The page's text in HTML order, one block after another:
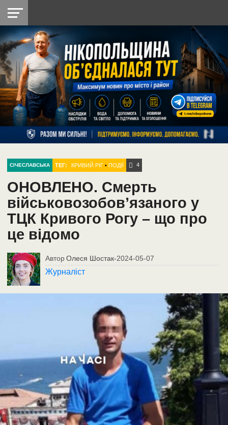
НІКОПОЛЬ
РАЙОН
СІЧЕСЛАВСЬКА
УКРАЇНА
РЕТРО
НІКОПОЛЬ
ЛАЙТ
УКРАЇНА
ДОПОМОГА
РАДІО
СІЧЕСЛАВСЬКА ТЕГ: КРИВИЙ РІГ •ПОДІЇ 4
ОНОВЛЕНО. Смерть
військовозобов’язаного у
ТЦК Кривого Рогу – що про
це відомо
Автор Олеся Шостак-2024-05-07
Журналіст